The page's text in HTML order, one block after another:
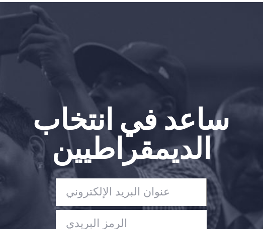
Take Back the Courts
العمل معنا
الصحافة
تبرع
ساعد في انتخاب
الديمقراطيين